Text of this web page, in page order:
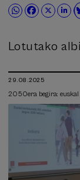
Lotutako
29.08.2025
2050era begira: